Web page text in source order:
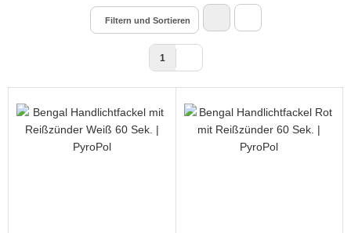
Filtern und Sortieren
1